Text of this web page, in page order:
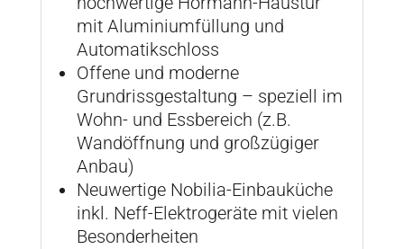
mit Aluminiumfüllung und
Automatikschloss
Offene und moderne
Grundrissgestaltung – speziell im
Wohn- und Essbereich (z.B.
Wandöffnung und großzügiger
Anbau)
Neuwertige Nobilia-Einbauküche
inkl. Neff-Elektrogeräte mit vielen
Besonderheiten